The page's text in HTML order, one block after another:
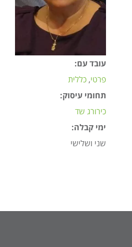
עובד עם:
פרטי כללית
תחומי עיסוק:
כירורג שד
ימי קבלה:
שני ושלישי